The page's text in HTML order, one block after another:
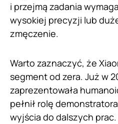
i przejmą zadania
wysokiej precyzji lub
zmęczenie.
Warto zaznaczyć, że
segment od zera. Już w
zaprezentowała
pełnił rolę
wyjścia do dalszych